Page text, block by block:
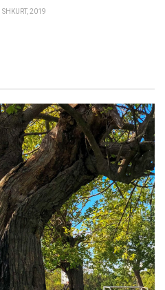
SHKURT, 2019